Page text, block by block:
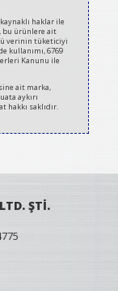
haklar ile
bu ürünlere ait
verinin tüketiciyi
kullanımı, 6769
Kanunu ile
ait marka,
aykırı
hakkı saklıdır.
ŞTİ.